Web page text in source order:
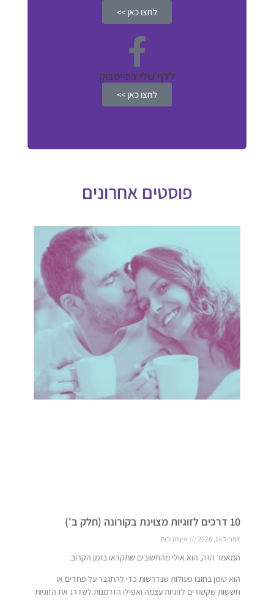
לחצו כאן >>
לדף שלי בפייסבוק
לחצו כאן >>
פוסטים אחרונים
10 דרכים לזוגיות מצוינת בקורונה (חלק ב')
אפריל 18, 2026 אין תגובות
המאמר הזה, הוא אולי מהחשובים שתקראו בזמן הקרוב.
הוא טומן בחובו פעולות שנדרשות כדי להתגבר על פחדים או
חששות שקשורים לזוגיות עצמה ואפילו הזדמנות לשדרג את הזוגיות